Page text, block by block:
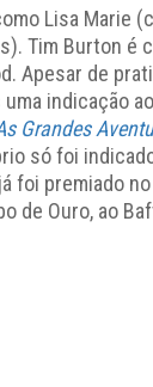
Lisa Marie
Tim Burton é
Apesar de
indicação
Grandes
só foi
foi premiado
de Ouro, ao